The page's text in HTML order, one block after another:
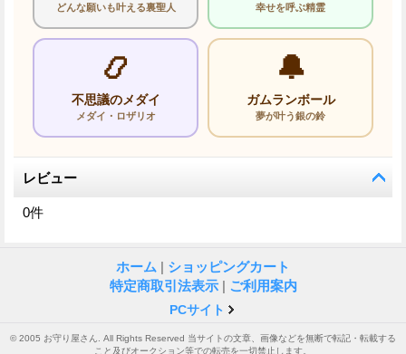
どんな願いも叶える裏聖人 幸せを呼ぶ精霊
📿
不思議のメダイ
メダイ・ロザリオ
🔔
ガムランボール
夢が叶う銀の鈴
レビュー
0件
ホーム | ショッピングカート
特定商取引法表示 | ご利用案内
PCサイト
© 2005 お守り屋さん. All Rights Reserved 当サイトの文章、画像などを無断で転記・転載する
こと及びオークション等での転売を一切禁止します。